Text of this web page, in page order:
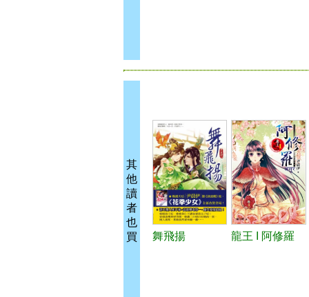
其
他
讀
者
也
買
舞飛揚 龍王 I 阿修羅